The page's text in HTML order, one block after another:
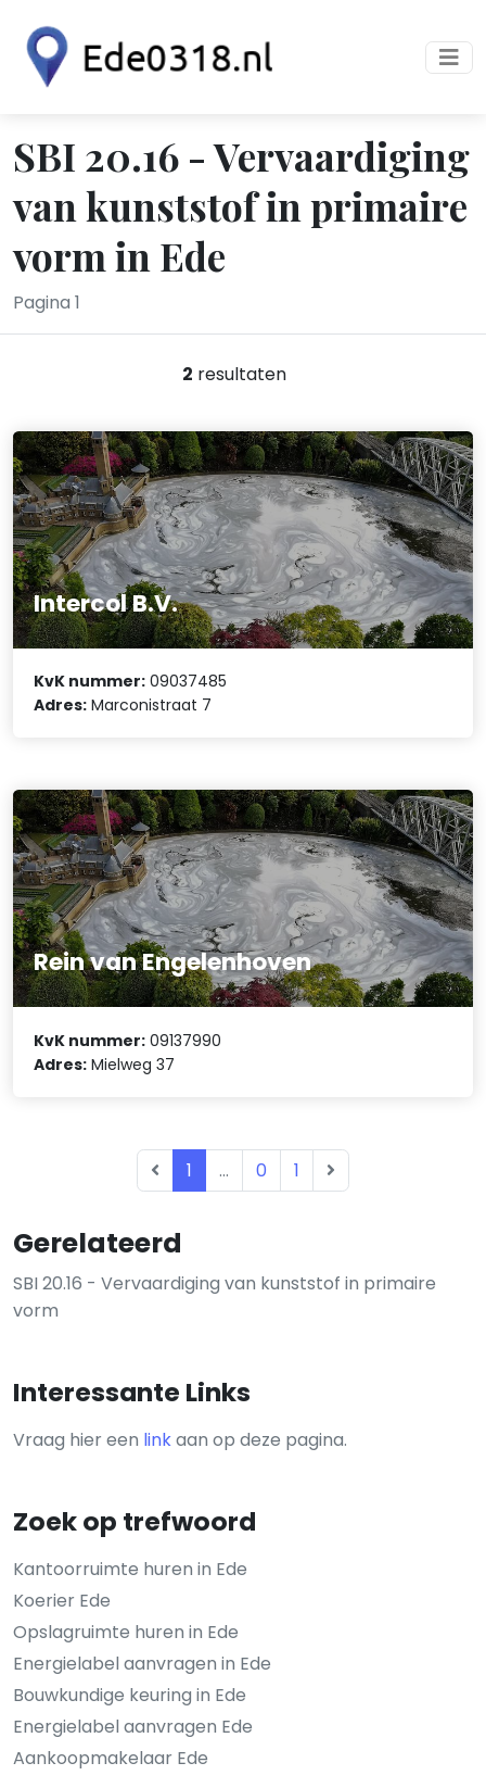
SBI 20.16 - Vervaardiging
van kunststof in primaire
vorm in Ede
Pagina 1
Gerelateerd
SBI 20.16 - Vervaardiging van kunststof in primaire
vorm
Interessante Links
Vraag hier een linkaan op deze pagina.
Zoek op trefwoord
Kantoorruimte huren in Ede
Koerier Ede
Opslagruimte huren in Ede
Energielabel aanvragen in Ede
Bouwkundige keuring in Ede
Energielabel aanvragen Ede
Aankoopmakelaar Ede
2 resultaten
Intercol B.V.
KvK nummer: 09037485
Adres: Marconistraat 7
Rein van Engelenhoven
KvK nummer: 09137990
Adres: Mielweg 37
1 ... 0 1